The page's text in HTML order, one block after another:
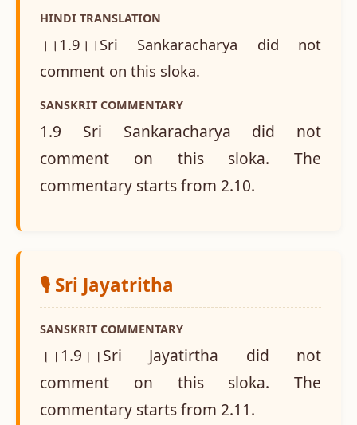
HINDI TRANSLATION
।।1.9।।Sri Sankaracharya did not
comment on this sloka.
SANSKRIT COMMENTARY
1.9 Sri Sankaracharya did not
comment on this sloka. The
commentary starts from 2.10.
🎙️ Sri Jayatritha
SANSKRIT COMMENTARY
।।1.9।।Sri Jayatirtha did not
comment on this sloka. The
commentary starts from 2.11.